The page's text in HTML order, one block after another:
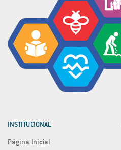
INSTITUCIONAL
Página Inicial